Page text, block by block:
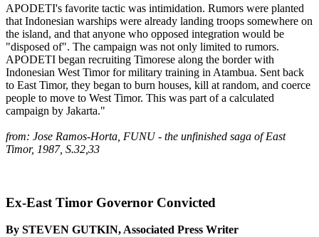
APODETI's favorite tactic was intimidation. Rumors were planted
that Indonesian warships were already landing troops somewhere on
the island, and that anyone who opposed integration would be
"disposed of". The campaign was not only limited to rumors.
APODETI began recruiting Timorese along the border with
Indonesian West Timor for military training in Atambua. Sent back
to East Timor, they began to burn houses, kill at random, and coerce
people to move to West Timor. This was part of a calculated
campaign by Jakarta."
from: Jose Ramos-Horta, FUNU - the unfinished saga of East
Timor, 1987, S.32,33
Ex-East Timor Governor Convicted
By STEVEN GUTKIN, Associated Press Writer